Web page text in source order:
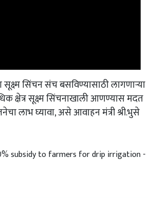
सिंचन संच बसविण्यासाठी लागणाऱ्या
क्षेत्र सूक्ष्म सिंचनाखाली आणण्यास मदत
लाभ घ्यावा, असे आवाहन मंत्री श्री.भुसे
subsidy to farmers for drip irrigation -